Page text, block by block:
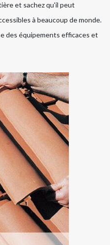
et sachez qu'il peut
à beaucoup de monde.
des équipements efficaces et